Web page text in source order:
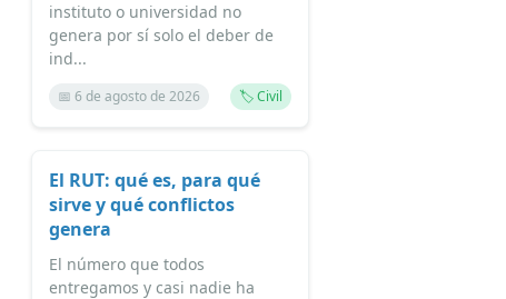
instituto o universidad no
genera por sí solo el deber de
ind...
📅 6 de agosto de 2026 🏷️ Civil
El RUT: qué es, para qué
sirve y qué conflictos
genera
El número que todos
entregamos y casi nadie ha